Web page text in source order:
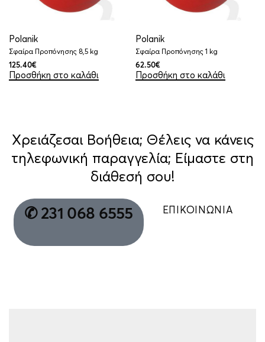
Polanik
Σφαίρα Προπόνησης 8,5 kg
125.40€
Προσθήκη στο καλάθι
Polanik
Σφαίρα Προπόνησης 1 kg
62.50€
Προσθήκη στο καλάθι
Χρειάζεσαι Βοήθεια; Θέλεις να κάνεις
τηλεφωνική παραγγελία; Είμαστε στη
διάθεσή σου!
✆ 231 068 6555 ΕΠΙΚΟΙΝΩΝΙΑ